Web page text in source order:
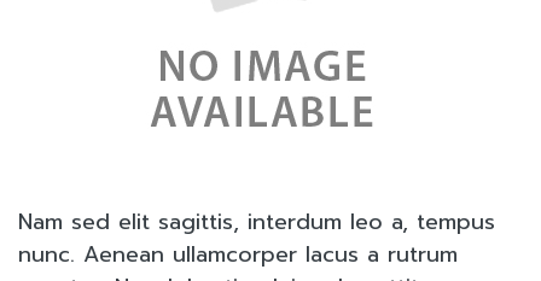
Nam sed elit sagittis, interdum leo a, tempus
nunc. Aenean ullamcorper lacus a rutrum